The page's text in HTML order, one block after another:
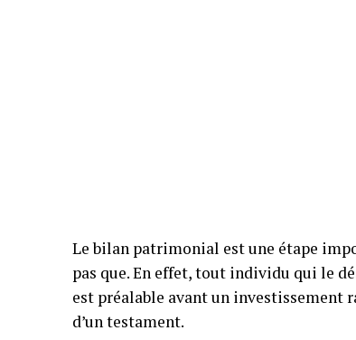
Le bilan patrimonial est une étape
pas que. En effet, tout individu qui le
est préalable avant un investissement
d’un testament.